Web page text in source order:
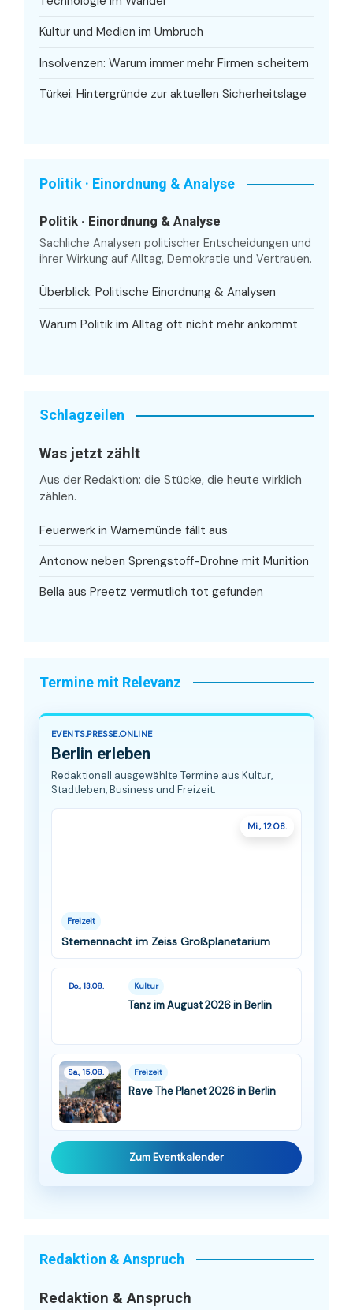
Kultur und Medien im Umbruch
Insolvenzen: Warum immer mehr Firmen scheitern
Türkei: Hintergründe zur aktuellen Sicherheitslage
Politik · Einordnung & Analyse
Politik · Einordnung & Analyse
Sachliche Analysen politischer Entscheidungen und
ihrer Wirkung auf Alltag, Demokratie und Vertrauen.
Überblick: Politische Einordnung & Analysen
Warum Politik im Alltag oft nicht mehr ankommt
Schlagzeilen
Was jetzt zählt
Aus der Redaktion: die Stücke, die heute wirklich
zählen.
Feuerwerk in Warnemünde fällt aus
Antonow neben Sprengstoff-Drohne mit Munition
Bella aus Preetz vermutlich tot gefunden
Termine mit Relevanz
EVENTS.PRESSE.ONLINE
Berlin erleben
Redaktionell ausgewählte Termine aus Kultur,
Stadtleben, Business und Freizeit.
Mi., 12.08.
Freizeit
Sternennacht im Zeiss Großplanetarium
Do., 13.08. Kultur
Tanz im August 2026 in Berlin
Sa., 15.08. Freizeit
Rave The Planet 2026 in Berlin
Zum Eventkalender
Redaktion & Anspruch
Redaktion & Anspruch